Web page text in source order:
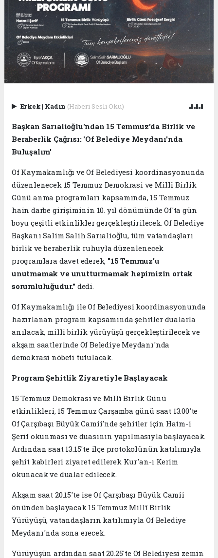
Erkek| Kadın (Haberi Sesli Oku)
Başkan Sarıalioğlu'ndan 15 Temmuz'da Birlik ve
Beraberlik Çağrısı: 'Of Belediye Meydanı'nda
Buluşalım'
Of Kaymakamlığı ve Of Belediyesi koordinasyonunda
düzenlenecek 15 Temmuz Demokrasi ve Millî Birlik
Günü anma programları kapsamında, 15 Temmuz
hain darbe girişiminin 10. yıl dönümünde Of'ta gün
boyu çeşitli etkinlikler gerçekleştirilecek. Of Belediye
Başkanı Salim Salih Sarıalioğlu, tüm vatandaşları
birlik ve beraberlik ruhuyla düzenlenecek
programlara davet ederek, "15 Temmuz'u
unutmamak ve unutturmamak hepimizin ortak
sorumluluğudur." dedi.
Of Kaymakamlığı ile Of Belediyesi koordinasyonunda
hazırlanan program kapsamında şehitler dualarla
anılacak, milli birlik yürüyüşü gerçekleştirilecek ve
akşam saatlerinde Of Belediye Meydanı'nda
demokrasi nöbeti tutulacak.
Program Şehitlik Ziyaretiyle Başlayacak
15 Temmuz Demokrasi ve Millî Birlik Günü
etkinlikleri, 15 Temmuz Çarşamba günü saat 13.00'te
Of Çarşıbaşı Büyük Camii'nde şehitler için Hatm-i
Şerif okunması ve duasının yapılmasıyla başlayacak.
Ardından saat 13.15'te ilçe protokolünün katılımıyla
şehit kabirleri ziyaret edilerek Kur'an-ı Kerim
okunacak ve dualar edilecek.
Akşam saat 20.15'te ise Of Çarşıbaşı Büyük Camii
önünden başlayacak 15 Temmuz Millî Birlik
Yürüyüşü, vatandaşların katılımıyla Of Belediye
Meydanı'nda sona erecek.
Yürüyüşün ardından saat 20.25'te Of Belediyesi zemin